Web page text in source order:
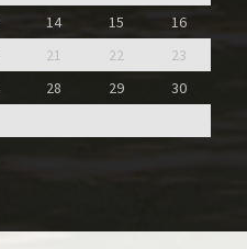
14 15
16
21 22
23
28 29
30